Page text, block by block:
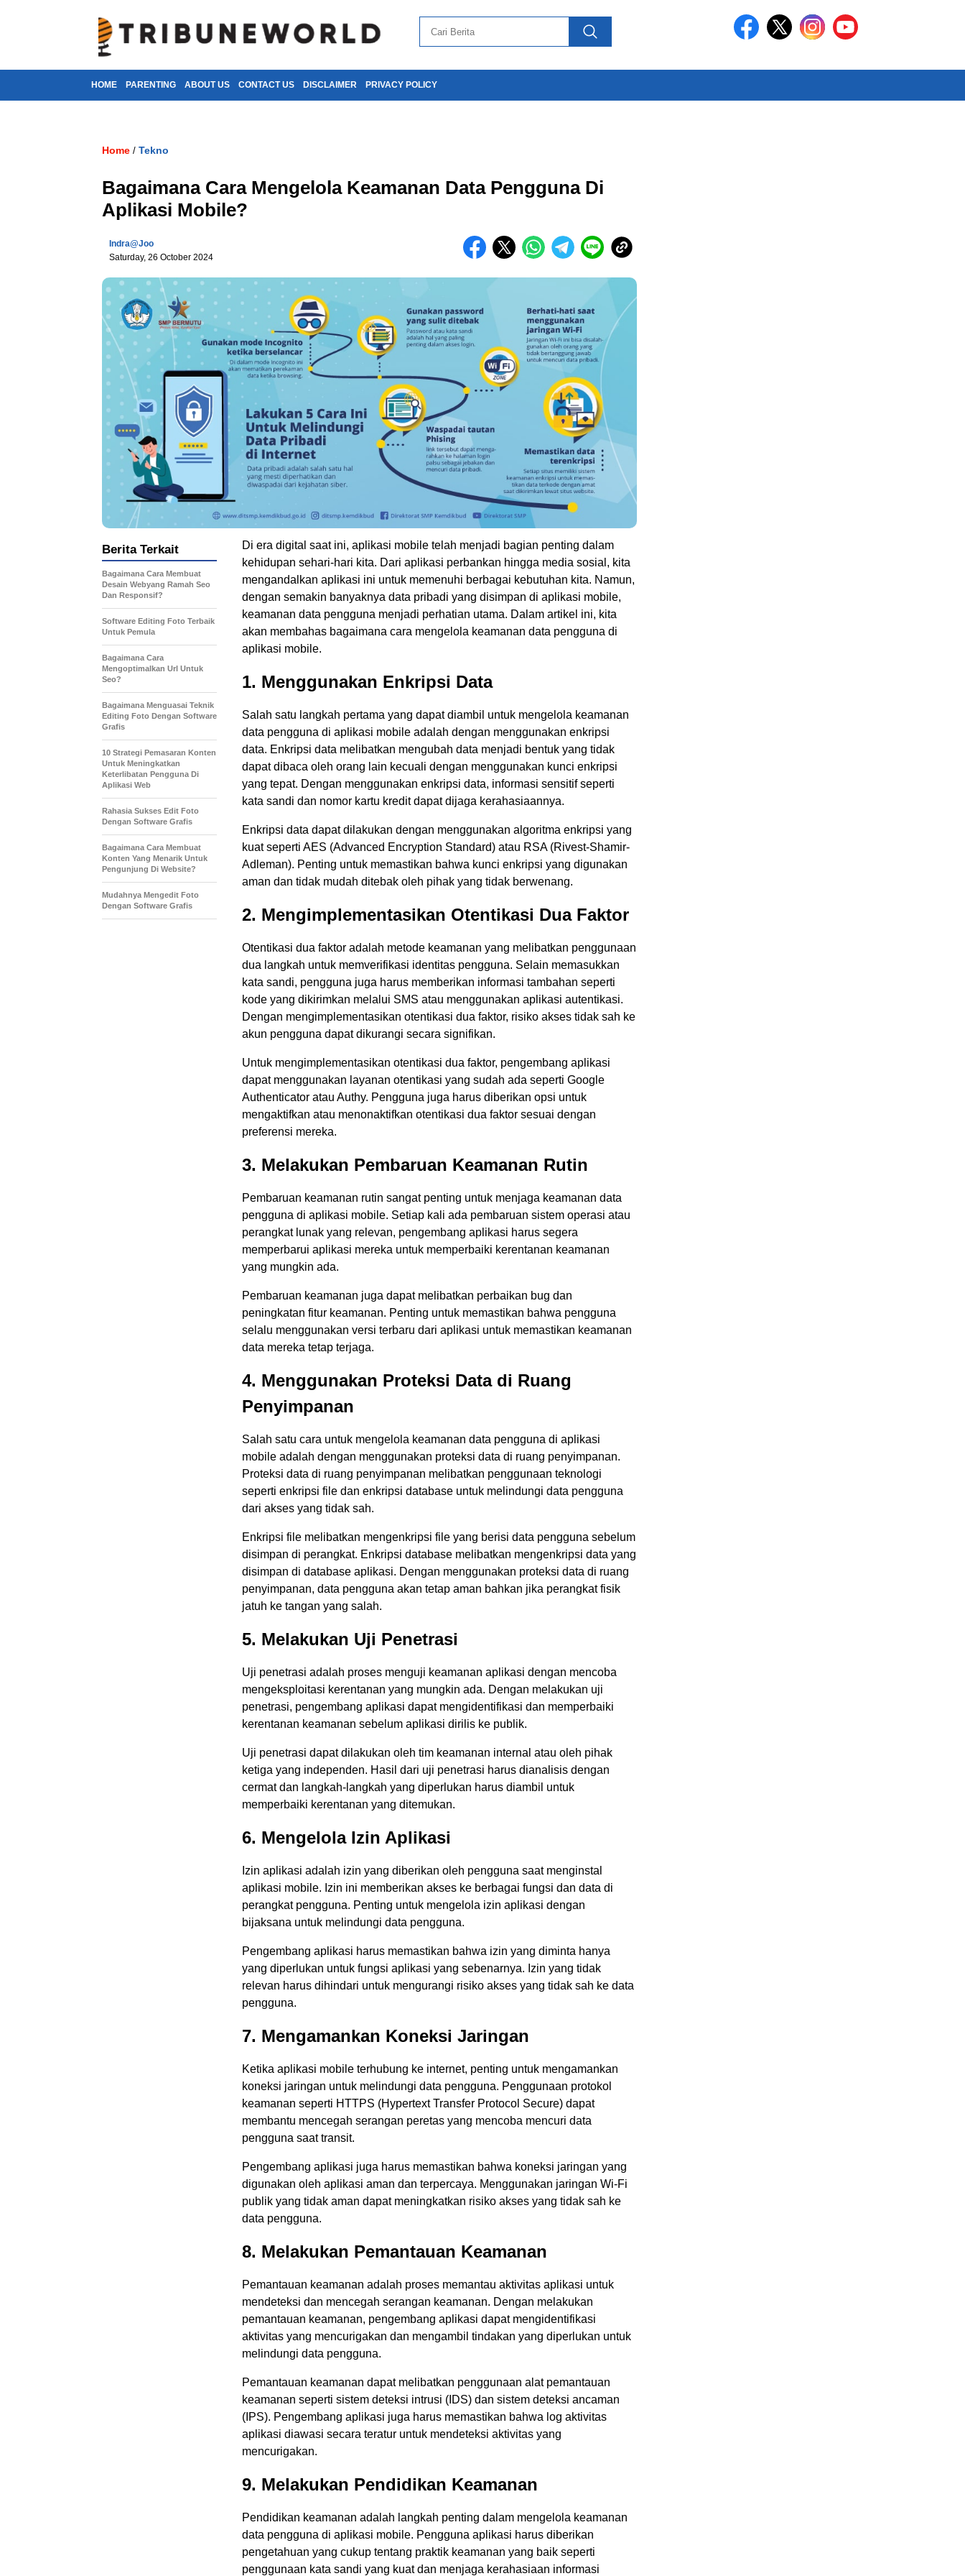
HOME PARENTING ABOUT US CONTACT US DISCLAIMER PRIVACY POLICY
Home / Tekno
Bagaimana Cara Mengelola Keamanan Data Pengguna Di
Aplikasi Mobile?
Indra@joo
Saturday, 26 October 2024
Di era digital saat ini, aplikasi mobile telah menjadi bagian penting dalam
kehidupan sehari-hari kita. Dari aplikasi perbankan hingga media sosial, kita
mengandalkan aplikasi ini untuk memenuhi berbagai kebutuhan kita. Namun,
dengan semakin banyaknya data pribadi yang disimpan di aplikasi mobile,
keamanan data pengguna menjadi perhatian utama. Dalam artikel ini, kita
akan membahas bagaimana cara mengelola keamanan data pengguna di
aplikasi mobile.
1. Menggunakan Enkripsi Data
Salah satu langkah pertama yang dapat diambil untuk mengelola keamanan
data pengguna di aplikasi mobile adalah dengan menggunakan enkripsi
data. Enkripsi data melibatkan mengubah data menjadi bentuk yang tidak
dapat dibaca oleh orang lain kecuali dengan menggunakan kunci enkripsi
yang tepat. Dengan menggunakan enkripsi data, informasi sensitif seperti
kata sandi dan nomor kartu kredit dapat dijaga kerahasiaannya.
Enkripsi data dapat dilakukan dengan menggunakan algoritma enkripsi yang
kuat seperti AES (Advanced Encryption Standard) atau RSA (Rivest-Shamir-
Adleman). Penting untuk memastikan bahwa kunci enkripsi yang digunakan
aman dan tidak mudah ditebak oleh pihak yang tidak berwenang.
2. Mengimplementasikan Otentikasi Dua Faktor
Otentikasi dua faktor adalah metode keamanan yang melibatkan penggunaan
dua langkah untuk memverifikasi identitas pengguna. Selain memasukkan
kata sandi, pengguna juga harus memberikan informasi tambahan seperti
kode yang dikirimkan melalui SMS atau menggunakan aplikasi autentikasi.
Dengan mengimplementasikan otentikasi dua faktor, risiko akses tidak sah ke
akun pengguna dapat dikurangi secara signifikan.
Untuk mengimplementasikan otentikasi dua faktor, pengembang aplikasi
dapat menggunakan layanan otentikasi yang sudah ada seperti Google
Authenticator atau Authy. Pengguna juga harus diberikan opsi untuk
mengaktifkan atau menonaktifkan otentikasi dua faktor sesuai dengan
preferensi mereka.
3. Melakukan Pembaruan Keamanan Rutin
Pembaruan keamanan rutin sangat penting untuk menjaga keamanan data
pengguna di aplikasi mobile. Setiap kali ada pembaruan sistem operasi atau
perangkat lunak yang relevan, pengembang aplikasi harus segera
memperbarui aplikasi mereka untuk memperbaiki kerentanan keamanan
yang mungkin ada.
Pembaruan keamanan juga dapat melibatkan perbaikan bug dan
peningkatan fitur keamanan. Penting untuk memastikan bahwa pengguna
selalu menggunakan versi terbaru dari aplikasi untuk memastikan keamanan
data mereka tetap terjaga.
4. Menggunakan Proteksi Data di Ruang
Penyimpanan
Salah satu cara untuk mengelola keamanan data pengguna di aplikasi
mobile adalah dengan menggunakan proteksi data di ruang penyimpanan.
Proteksi data di ruang penyimpanan melibatkan penggunaan teknologi
seperti enkripsi file dan enkripsi database untuk melindungi data pengguna
dari akses yang tidak sah.
Enkripsi file melibatkan mengenkripsi file yang berisi data pengguna sebelum
disimpan di perangkat. Enkripsi database melibatkan mengenkripsi data yang
disimpan di database aplikasi. Dengan menggunakan proteksi data di ruang
penyimpanan, data pengguna akan tetap aman bahkan jika perangkat fisik
jatuh ke tangan yang salah.
5. Melakukan Uji Penetrasi
Uji penetrasi adalah proses menguji keamanan aplikasi dengan mencoba
mengeksploitasi kerentanan yang mungkin ada. Dengan melakukan uji
penetrasi, pengembang aplikasi dapat mengidentifikasi dan memperbaiki
kerentanan keamanan sebelum aplikasi dirilis ke publik.
Uji penetrasi dapat dilakukan oleh tim keamanan internal atau oleh pihak
ketiga yang independen. Hasil dari uji penetrasi harus dianalisis dengan
cermat dan langkah-langkah yang diperlukan harus diambil untuk
memperbaiki kerentanan yang ditemukan.
6. Mengelola Izin Aplikasi
Izin aplikasi adalah izin yang diberikan oleh pengguna saat menginstal
aplikasi mobile. Izin ini memberikan akses ke berbagai fungsi dan data di
perangkat pengguna. Penting untuk mengelola izin aplikasi dengan
bijaksana untuk melindungi data pengguna.
Pengembang aplikasi harus memastikan bahwa izin yang diminta hanya
yang diperlukan untuk fungsi aplikasi yang sebenarnya. Izin yang tidak
relevan harus dihindari untuk mengurangi risiko akses yang tidak sah ke data
pengguna.
7. Mengamankan Koneksi Jaringan
Ketika aplikasi mobile terhubung ke internet, penting untuk mengamankan
koneksi jaringan untuk melindungi data pengguna. Penggunaan protokol
keamanan seperti HTTPS (Hypertext Transfer Protocol Secure) dapat
membantu mencegah serangan peretas yang mencoba mencuri data
pengguna saat transit.
Pengembang aplikasi juga harus memastikan bahwa koneksi jaringan yang
digunakan oleh aplikasi aman dan terpercaya. Menggunakan jaringan Wi-Fi
publik yang tidak aman dapat meningkatkan risiko akses yang tidak sah ke
data pengguna.
8. Melakukan Pemantauan Keamanan
Pemantauan keamanan adalah proses memantau aktivitas aplikasi untuk
mendeteksi dan mencegah serangan keamanan. Dengan melakukan
pemantauan keamanan, pengembang aplikasi dapat mengidentifikasi
aktivitas yang mencurigakan dan mengambil tindakan yang diperlukan untuk
melindungi data pengguna.
Pemantauan keamanan dapat melibatkan penggunaan alat pemantauan
keamanan seperti sistem deteksi intrusi (IDS) dan sistem deteksi ancaman
(IPS). Pengembang aplikasi juga harus memastikan bahwa log aktivitas
aplikasi diawasi secara teratur untuk mendeteksi aktivitas yang
mencurigakan.
9. Melakukan Pendidikan Keamanan
Pendidikan keamanan adalah langkah penting dalam mengelola keamanan
data pengguna di aplikasi mobile. Pengguna aplikasi harus diberikan
pengetahuan yang cukup tentang praktik keamanan yang baik seperti
penggunaan kata sandi yang kuat dan menjaga kerahasiaan informasi
Berita Terkait
Bagaimana Cara Membuat
Desain Webyang Ramah Seo
Dan Responsif?
Software Editing Foto Terbaik
Untuk Pemula
Bagaimana Cara
Mengoptimalkan Url Untuk
Seo?
Bagaimana Menguasai Teknik
Editing Foto Dengan Software
Grafis
10 Strategi Pemasaran Konten
Untuk Meningkatkan
Keterlibatan Pengguna Di
Aplikasi Web
Rahasia Sukses Edit Foto
Dengan Software Grafis
Bagaimana Cara Membuat
Konten Yang Menarik Untuk
Pengunjung Di Website?
Mudahnya Mengedit Foto
Dengan Software Grafis